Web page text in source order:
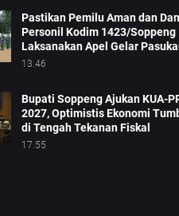
Pastikan Pemilu Aman dan
Personil Kodim 1423/Soppeng
Laksanakan Apel Gelar
13.46
Bupati Soppeng Ajukan KUA-
2027, Optimistis Ekonomi
di Tengah Tekanan Fiskal
17.55